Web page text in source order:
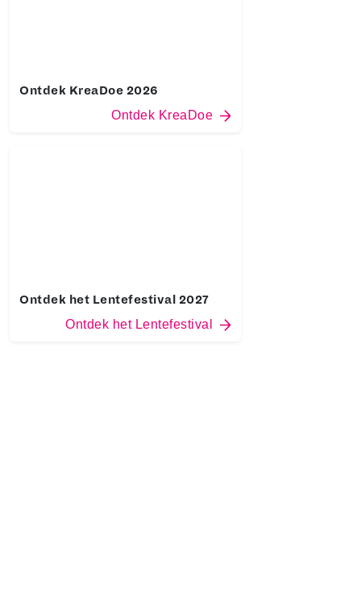
Ontdek KreaDoe 2026
Ontdek KreaDoe
Ontdek het Lentefestival 2027
Ontdek het Lentefestival